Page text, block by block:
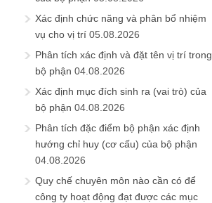
Xác định chức năng và phân bổ nhiệm
vụ cho vị trí 05.08.2026
Phân tích xác định và đặt tên vị trí trong
bộ phận 04.08.2026
Xác định mục đích sinh ra (vai trò) của
bộ phận 04.08.2026
Phân tích đặc điểm bộ phận xác định
hướng chỉ huy (cơ cấu) của bộ phận
04.08.2026
Quy chế chuyên môn nào cần có để
công ty hoạt động đạt được các mục